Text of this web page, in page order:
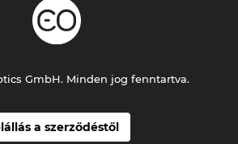
a szerződéstől
GmbH. Minden jog fenntartva.